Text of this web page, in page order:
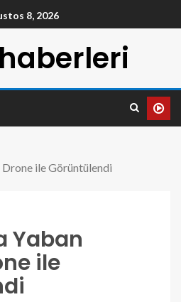
8, 2026
Drone ile Görüntülendi
Yaban
ile